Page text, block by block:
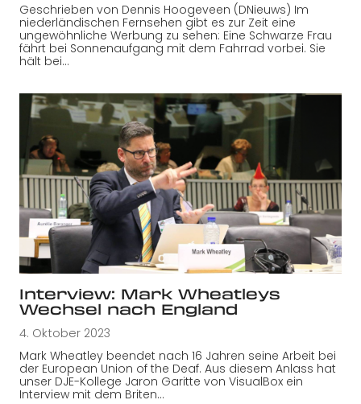
Geschrieben von Dennis Hoogeveen (DNieuws) Im
niederländischen Fernsehen gibt es zur Zeit eine
ungewöhnliche Werbung zu sehen: Eine Schwarze Frau
fährt bei Sonnenaufgang mit dem Fahrrad vorbei. Sie
hält bei…
Interview: Mark Wheatleys
Wechsel nach England
4. Oktober 2023
Mark Wheatley beendet nach 16 Jahren seine Arbeit bei
der European Union of the Deaf. Aus diesem Anlass hat
unser DJE-Kollege Jaron Garitte von VisualBox ein
Interview mit dem Briten…